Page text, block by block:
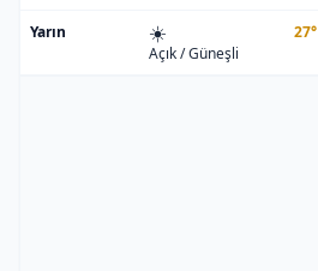
Yarın ☀️
Açık / Güneşli
27°